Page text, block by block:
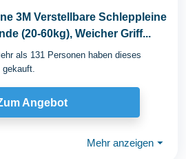
3M Verstellbare Schleppleine
(20-60kg), Weicher Griff...
als 131 Personen haben dieses
gekauft.
Angebot
Mehr anzeigen ⏷